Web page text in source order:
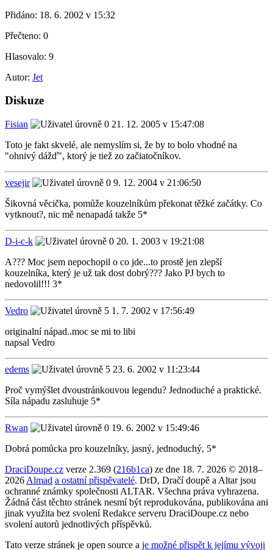
Přidáno: 18. 6. 2002 v 15:32
Přečteno: 0
Hlasovalo: 9
Autor: Jet
Diskuze
Fisian
21. 12. 2005 v 15:47:08
Toto je fakt skvelé, ale nemyslím si, že by to bolo vhodné na
"ohnivý dážď", ktorý je tiež zo začiatočníkov.
vesejir
9. 12. 2004 v 21:06:50
Šikovná věcička, pomůže kouzelníkům překonat těžké začátky. Co
vytknout?, nic mě nenapadá takže 5*
D-i-c-k
20. 1. 2003 v 19:21:08
A??? Moc jsem nepochopil o co jde...to prostě jen zlepší
kouzelníka, který je už tak dost dobrý??? Jako PJ bych to
nedovolil!!! 3*
Vedro
1. 7. 2002 v 17:56:49
originalní nápad..moc se mi to libi
napsal Vedro
edems
23. 6. 2002 v 11:23:44
Proč vymýšlet dvoustránkouvou legendu? Jednoduché a praktické.
Síla nápadu zasluhuje 5*
Rwan
19. 6. 2002 v 15:49:46
Dobrá pomůcka pro kouzelníky, jasný, jednoduchý, 5*
DraciDoupe.cz verze 2.369 (216b1ca) ze dne 18. 7. 2026 © 2018–
2026 Almad a ostatní přispěvatelé. DrD, Dračí doupě a Altar jsou
ochranné známky společnosti ALTAR. Všechna práva vyhrazena.
Žádná část těchto stránek nesmí být reprodukována, publikována ani
jinak využita bez svolení Redakce serveru DraciDoupe.cz nebo
svolení autorů jednotlivých příspěvků.
Tato verze stránek je open source a je možné přispět k jejímu vývoji